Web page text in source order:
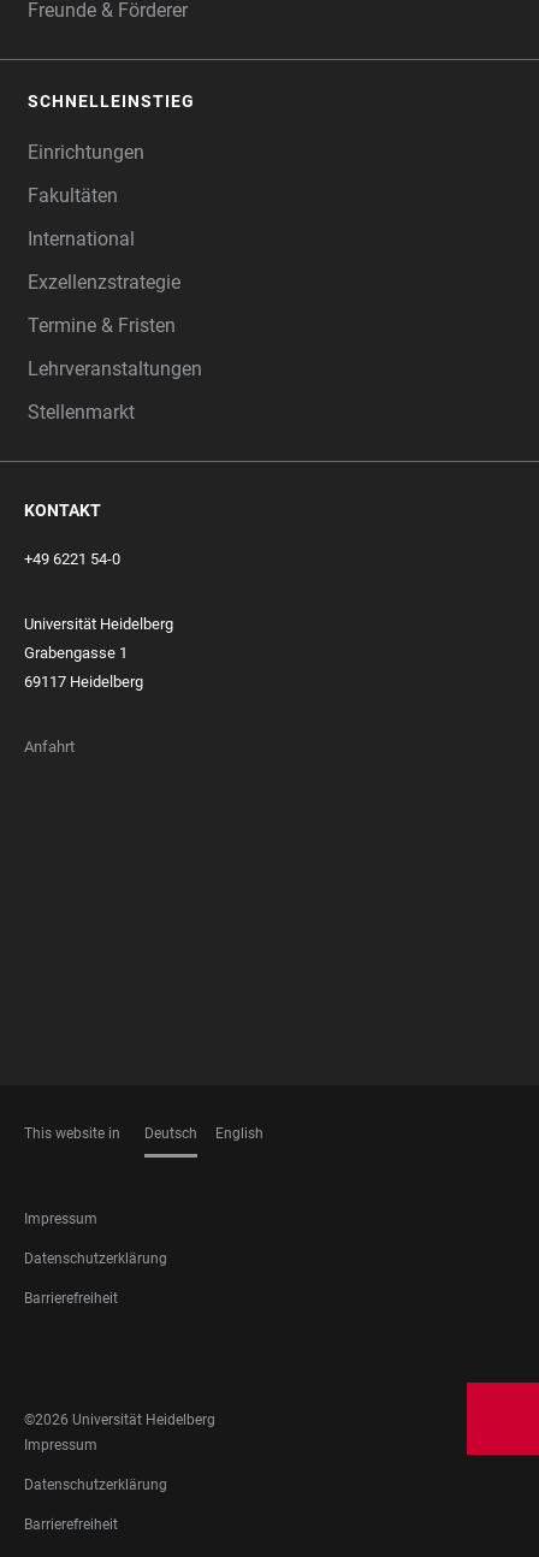
Freunde & Förderer
SCHNELLEINSTIEG
Einrichtungen
Fakultäten
International
Exzellenzstrategie
Termine & Fristen
Lehrveranstaltungen
Stellenmarkt
KONTAKT
+49 6221 54-0
Universität Heidelberg
Grabengasse 1
69117 Heidelberg
Anfahrt
This website in Deutsch English
FOOTER
LEGAL
Impressum
Datenschutzerklärung
Barrierefreiheit
MEDIA
©2026 Universität Heidelberg
FOOTER
LEGAL
Impressum
Datenschutzerklärung
Barrierefreiheit